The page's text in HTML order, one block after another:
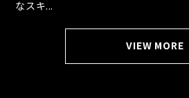
なスキ...
VIEW MORE